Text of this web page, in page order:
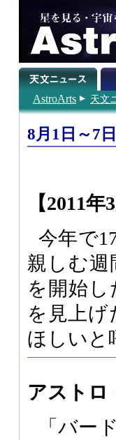
AstroArts 天文
8月1日～7
【2011
今年で
親しむ週
を開始
を見上
ほしいと
アストロ
「バー